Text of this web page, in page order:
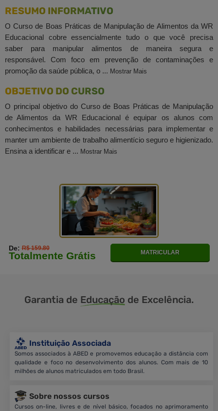
RESUMO INFORMATIVO
O Curso de Boas Práticas de Manipulação de Alimentos da WR
Educacional cobre essencialmente tudo o que você precisa
saber para manipular alimentos de maneira segura e
responsável. Com foco em prevenção de contaminações e
promoção da saúde pública, o ... Mostrar Mais
OBJETIVO DO CURSO
O principal objetivo do Curso de Boas Práticas de Manipulação
de Alimentos da WR Educacional é equipar os alunos com
conhecimentos e habilidades necessárias para implementar e
manter um ambiente de trabalho alimentício seguro e higienizado.
Ensina a identificar e ... Mostrar Mais
De:R$ 159.80
Totalmente Grátis MATRICULAR
Garantia de Educação de Excelência.
Instituição Associada
Somos associados à ABED e promovemos educação a distância com
qualidade e foco no desenvolvimento dos alunos. Com mais de 10
milhões de alunos matriculados em todo Brasil.
Sobre nossos cursos
Cursos on-line, livres e de nível básico, focados no aprimoramento